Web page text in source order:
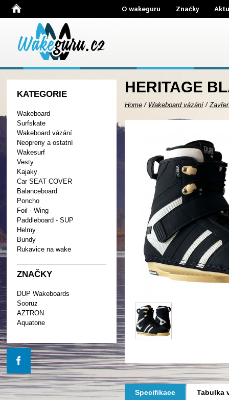
O wakeguru Značky
KATEGORIE
Wakeboard
Surfskate
Wakeboard vázání
Neopreny a ostatní
Wakesurf
Vesty
Kajaky
Car SEAT COVER
Balanceboard
Poncho
Foil - Wing
Paddleboard - SUP
Helmy
Bundy
Rukavice na wake
ZNAČKY
DUP Wakeboards
Sooruz
AZTRON
Aquatone
HERITAGE
Home/ Wakeboard vázání/
Specifikace Tabulka